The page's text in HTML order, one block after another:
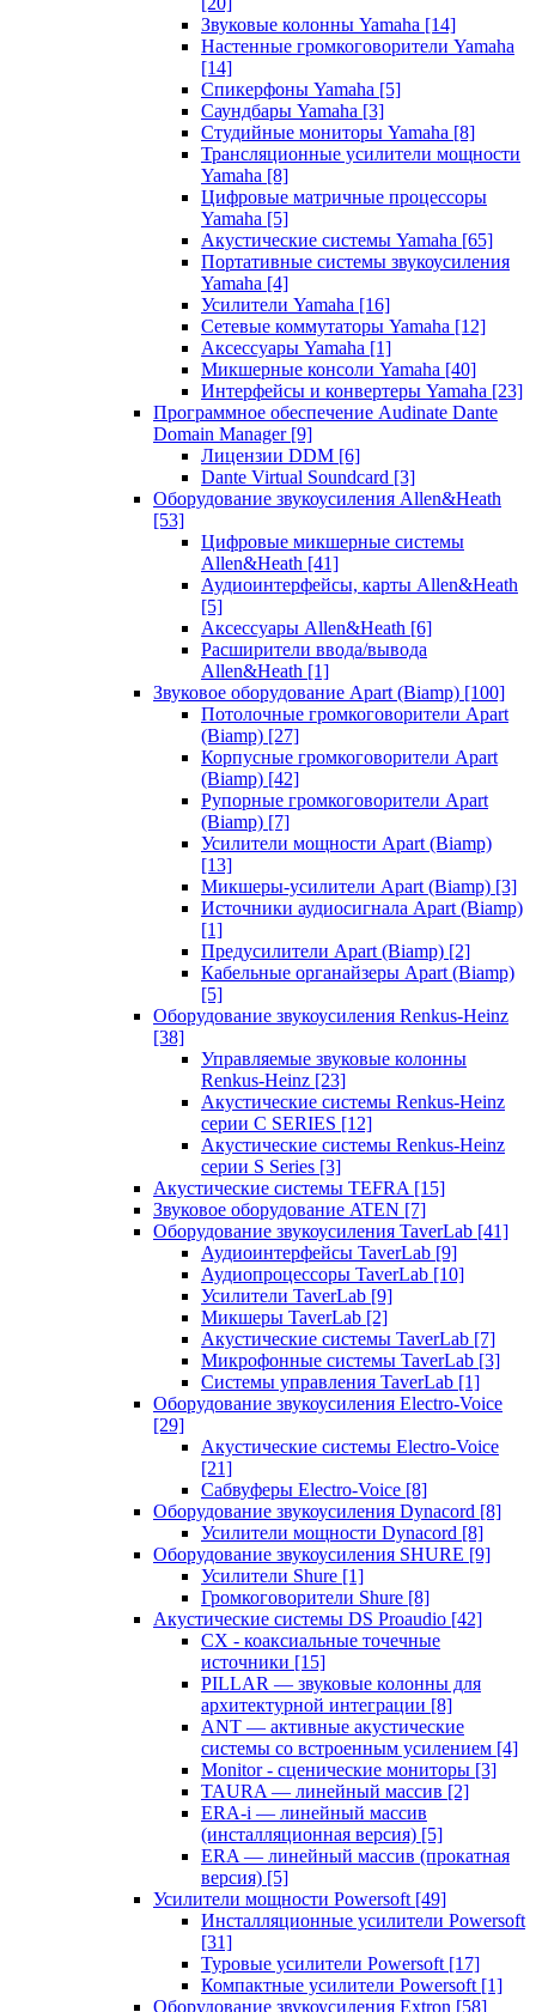
Звуковые колонны Yamaha [14]
Настенные громкоговорители Yamaha
[14]
Спикерфоны Yamaha [5]
Саундбары Yamaha [3]
Студийные мониторы Yamaha [8]
Трансляционные усилители мощности
Yamaha [8]
Цифровые матричные процессоры
Yamaha [5]
Акустические системы Yamaha [65]
Портативные системы звукоусиления
Yamaha [4]
Усилители Yamaha [16]
Сетевые коммутаторы Yamaha [12]
Аксессуары Yamaha [1]
Микшерные консоли Yamaha [40]
Интерфейсы и конвертеры Yamaha [23]
Программное обеспечение Audinate Dante
Domain Manager [9]
Лицензии DDM [6]
Dante Virtual Soundcard [3]
Оборудование звукоусиления Allen&Heath
[53]
Цифровые микшерные системы
Allen&Heath [41]
Аудиоинтерфейсы, карты Allen&Heath
[5]
Аксессуары Allen&Heath [6]
Расширители ввода/вывода
Allen&Heath [1]
Звуковое оборудование Apart (Biamp) [100]
Потолочные громкоговорители Apart
(Biamp) [27]
Корпусные громкоговорители Apart
(Biamp) [42]
Рупорные громкоговорители Apart
(Biamp) [7]
Усилители мощности Apart (Biamp)
[13]
Микшеры-усилители Apart (Biamp) [3]
Источники аудиосигнала Apart (Biamp)
[1]
Предусилители Apart (Biamp) [2]
Кабельные органайзеры Apart (Biamp)
[5]
Оборудование звукоусиления Renkus-Heinz
[38]
Управляемые звуковые колонны
Renkus-Heinz [23]
Акустические системы Renkus-Heinz
серии C SERIES [12]
Акустические системы Renkus-Heinz
серии S Series [3]
Акустические системы TEFRA [15]
Звуковое оборудование ATEN [7]
Оборудование звукоусиления TaverLab [41]
Аудиоинтерфейсы TaverLab [9]
Аудиопроцессоры TaverLab [10]
Усилители TaverLab [9]
Микшеры TaverLab [2]
Акустические системы TaverLab [7]
Микрофонные системы TaverLab [3]
Системы управления TaverLab [1]
Оборудование звукоусиления Electro-Voice
[29]
Акустические системы Electro-Voice
[21]
Сабвуферы Electro-Voice [8]
Оборудование звукоусиления Dynacord [8]
Усилители мощности Dynacord [8]
Оборудование звукоусиления SHURE [9]
Усилители Shure [1]
Громкоговорители Shure [8]
Акустические системы DS Proaudio [42]
CX - коаксиальные точечные
источники [15]
PILLAR — звуковые колонны для
архитектурной интеграции [8]
ANT — активные акустические
системы со встроенным усилением [4]
Monitor - сценические мониторы [3]
TAURA — линейный массив [2]
ERA-i — линейный массив
(инсталляционная версия) [5]
ERA — линейный массив (прокатная
версия) [5]
Усилители мощности Powersoft [49]
Инсталляционные усилители Powersoft
[31]
Туровые усилители Powersoft [17]
Компактные усилители Powersoft [1]
Оборудование звукоусиления Extron [58]